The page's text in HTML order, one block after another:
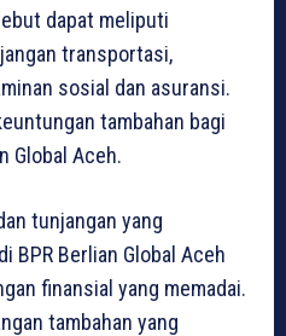
dapat meliputi
transportasi,
sosial dan asuransi.
tambahan bagi
Global Aceh.
tunjangan yang
BPR Berlian Global Aceh
finansial yang memadai.
tambahan yang